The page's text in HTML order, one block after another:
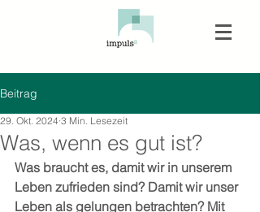
Beitrag
Was, wenn es gut ist?
29. Okt. 2024 3 Min. Lesezeit
Was braucht es, damit wir in unserem
Leben zufrieden sind? Damit wir unser
Leben als gelungen betrachten? Mit